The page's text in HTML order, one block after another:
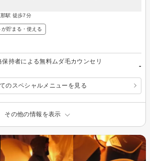
駅 徒歩7分
が貯まる・使える
保持者による無料ムダ毛カウンセリ
-
のスペシャルメニューを見る
その他の情報を表示